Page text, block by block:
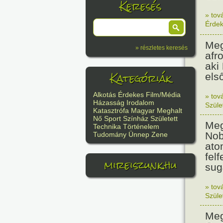
Keresés
» részletes keresés
Kategóriák
Alkotás Érdekes Film/Média
Házasság Irodalom
Katasztrófa Magyar Meghalt
Nő Sport Színház Született
Technika Történelem
Tudomány Ünnep Zene
mireiszunk.hu
»
aki
»
»